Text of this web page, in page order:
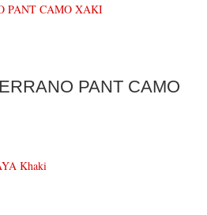
PANT CAMO